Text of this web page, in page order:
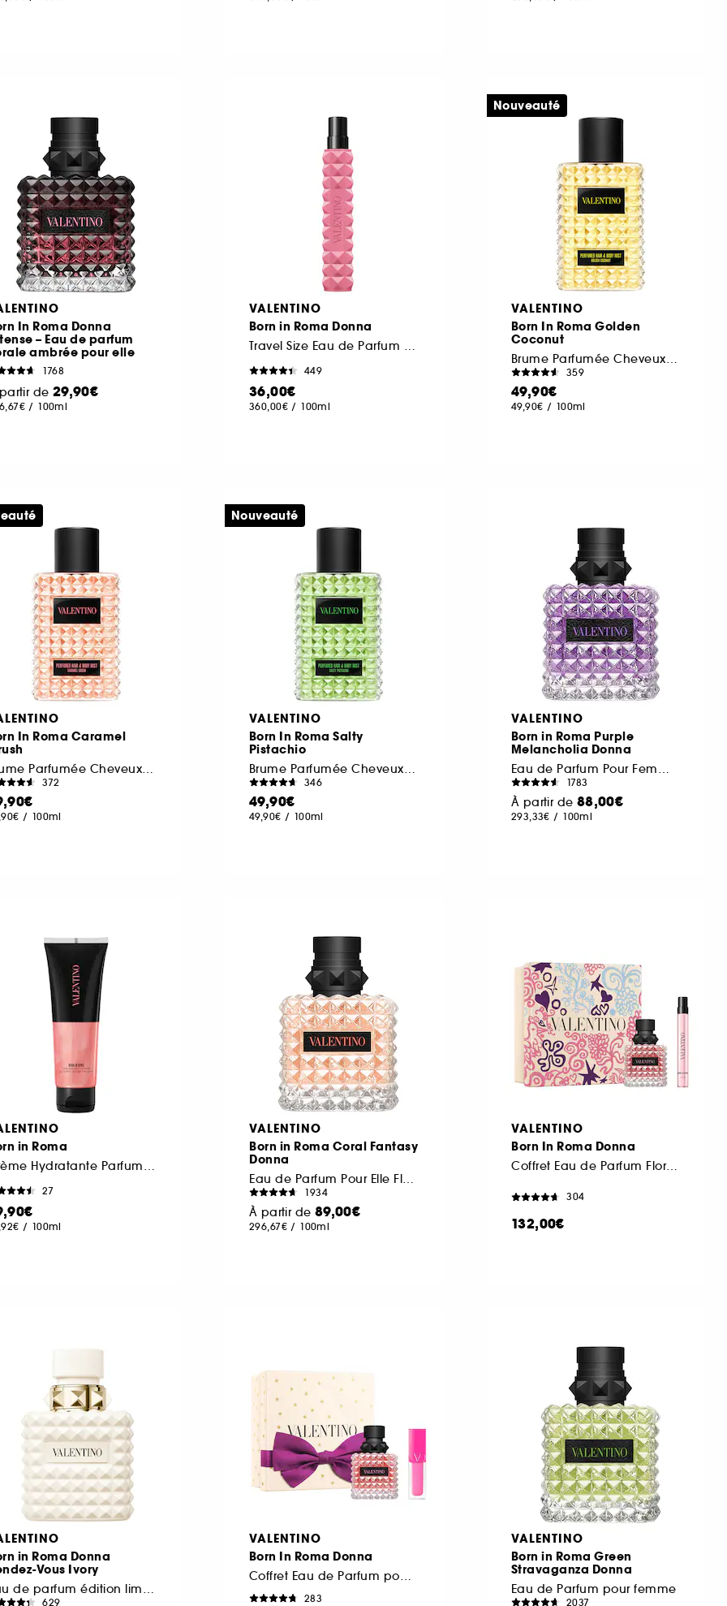
In Roma Donna
– Eau de parfum
ambrée pour elle
1768
de 29,90€
/ 100ml
VALENTINO
Born in Roma Donna
Travel Size Eau de Parfum Pour Elle Florale Ambrée Boisée
449
36,00€
360,00€ / 100ml
VALENTINO
Born In Roma Golden
Coconut
Brume Parfumée Cheveux & Corps
359
49,90€
49,90€ / 100ml
Nouveauté
In Roma Caramel
Brume Parfumée Cheveux & Corps
372
/ 100ml
VALENTINO
Born In Roma Salty
Pistachio
Brume Parfumée Cheveux & Corps
346
49,90€
49,90€ / 100ml
Nouveauté
VALENTINO
Born in Roma Purple
Melancholia Donna
Eau de Parfum Pour Femme Chyprée Fruitée
1783
À partir de 88,00€
293,33€ / 100ml
in Roma
Crème Hydratante Parfumée Texture Gel Effet Nacré
27
/ 100ml
VALENTINO
Born in Roma Coral Fantasy
Donna
Eau de Parfum Pour Elle Florale Fruitée
1934
À partir de 89,00€
296,67€ / 100ml
VALENTINO
Born In Roma Donna
Coffret Eau de Parfum Florale Ambrée pour Femme
304
132,00€
in Roma Donna
Vous Ivory
Eau de parfum édition limitée
629
VALENTINO
Born In Roma Donna
Coffret Eau de Parfum pour femme
283
VALENTINO
Born in Roma Green
Stravaganza Donna
Eau de Parfum pour femme
2037